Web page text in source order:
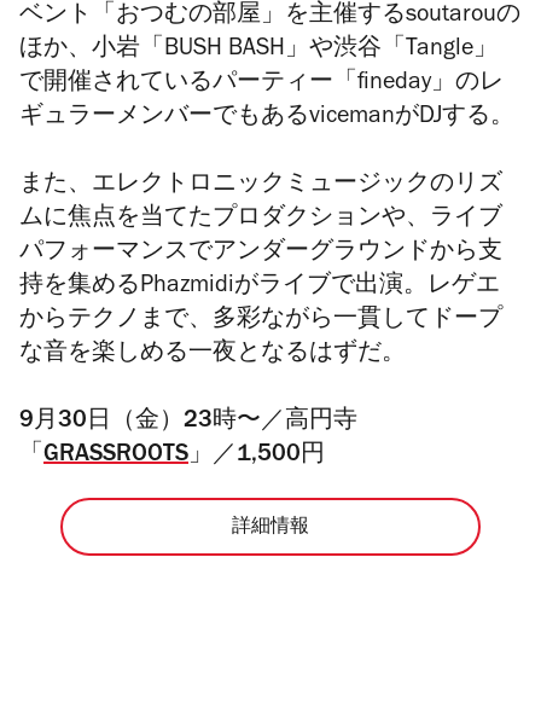
ベント「おつむの部屋」を主催するsoutarouの
ほか、小岩「BUSH BASH」や渋谷「Tangle」
で開催されているパーティー「fineday」のレ
ギュラーメンバーでもあるvicemanがDJする。
また、エレクトロニックミュージックのリズ
ムに焦点を当てたプロダクションや、ライブ
パフォーマンスでアンダーグラウンドから支
持を集めるPhazmidiがライブで出演。レゲエ
からテクノまで、多彩ながら一貫してドープ
な音を楽しめる一夜となるはずだ。
9月30日（金）23時〜／高円寺
「 GRASSROOTS」／1,500円
詳細情報